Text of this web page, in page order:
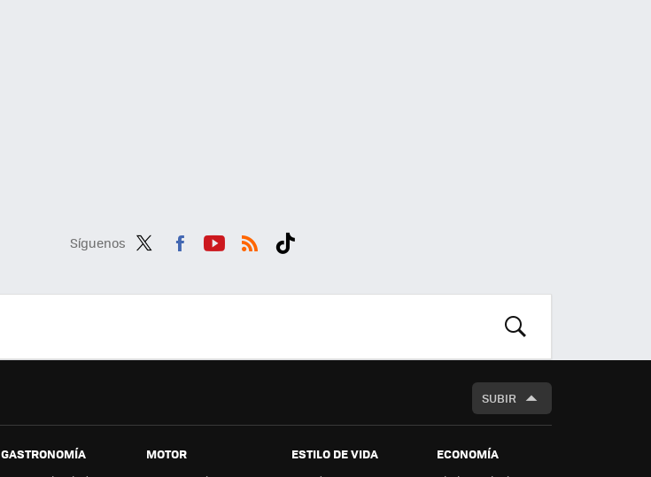
Síguenos
ter
ebo tub
ok
BUSCAR
SUBIR
GASTRONOMÍA
MOTOR
ESTILO DE VIDA
ECONOMÍA